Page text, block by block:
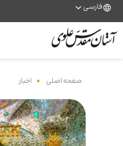
فارسی
صفحه اصلی اخبار